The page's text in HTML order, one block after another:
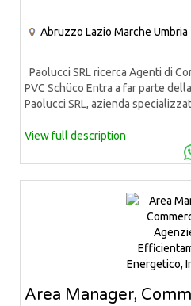
Abruzzo Lazio Marche Umbria
Paolucci SRL ricerca Agenti di
PVC Schüco Entra a far parte
Paolucci SRL, azienda
View full description
Area Manager,